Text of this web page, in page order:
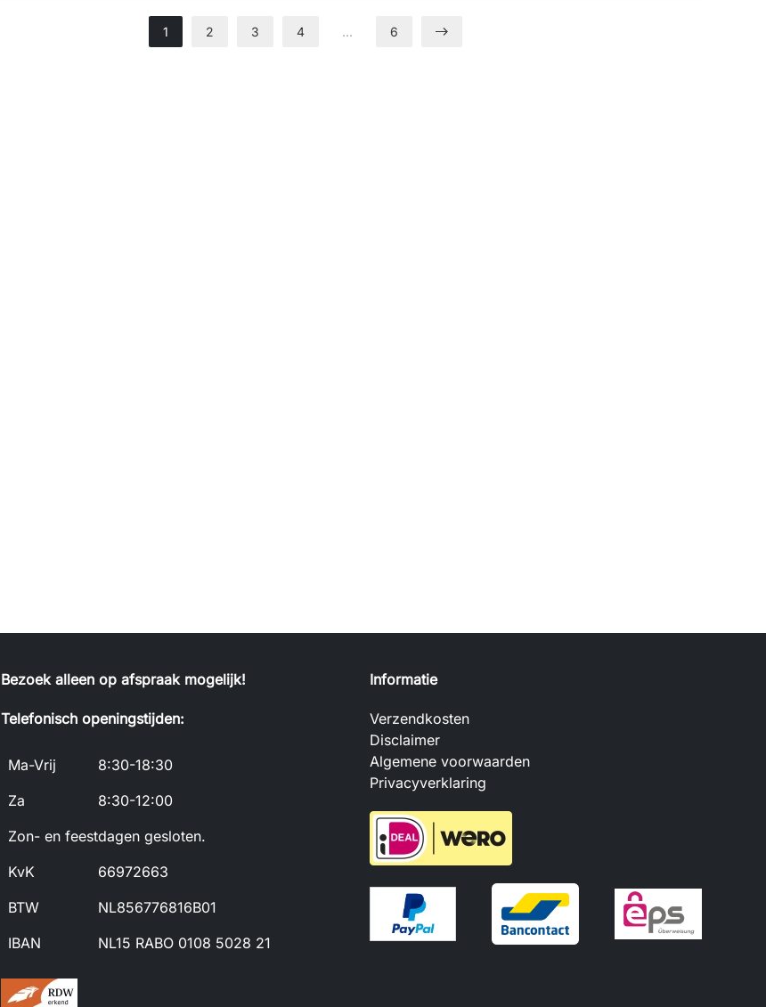
1 2 3 4 … 6
Bezoek alleen op afspraak mogelijk!
Telefonisch openingstijden:
Ma-Vrij
8:30-18:30
Za
8:30-12:00
Zon- en feestdagen gesloten.
KvK
66972663
BTW
NL856776816B01
IBAN
NL15 RABO 0108 5028 21
Informatie
Verzendkosten
Disclaimer
Algemene voorwaarden
Privacyverklaring